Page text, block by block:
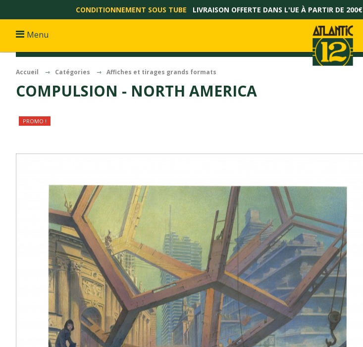
CONDITIONNEMENT SOUS TUBE LIVRAISON OFFERTE DANS L'UE À PARTIR DE 200€
Menu
Accueil Catégories Affiches et tirages grands formats
COMPULSION - NORTH AMERICA
PROMO !